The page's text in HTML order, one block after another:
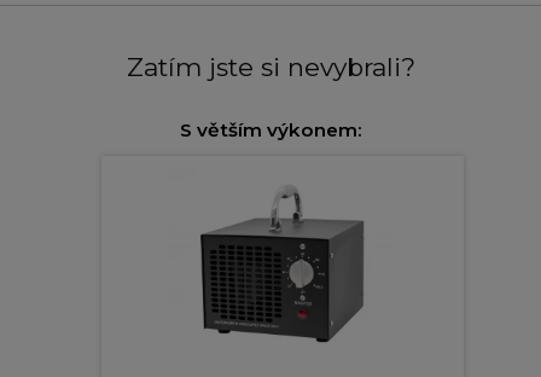
Zatím jste si nevybrali?
S větším výkonem: